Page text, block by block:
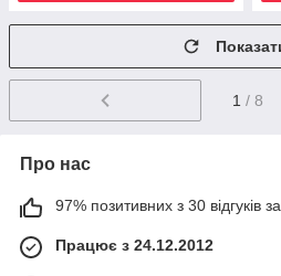
1 / 8
Про нас
97% позитивних з 30 відгуків за
Працює з 24.12.2012